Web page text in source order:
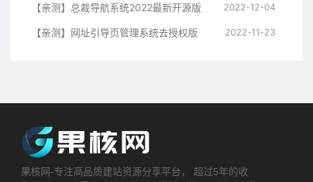
【亲测】总裁导航系统2022最新开源版 2022-12-04
【亲测】网址引导页管理系统去授权版 2022-11-23
果核网-专注高品质建站资源分享平台， 超过5年的收